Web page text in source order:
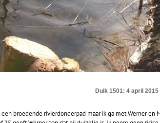
Duik 1501: 4 april 2015
broedende rivierdonderpad maar ik ga met Werner en